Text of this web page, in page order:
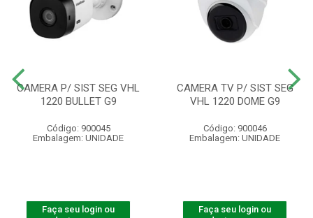
CAMERA P/ SIST SEG VHL
1220 BULLET G9
Código: 900045
Embalagem: UNIDADE
Faça seu login ou
CAMERA TV P/ SIST SEG
VHL 1220 DOME G9
Código: 900046
Embalagem: UNIDADE
Faça seu login ou